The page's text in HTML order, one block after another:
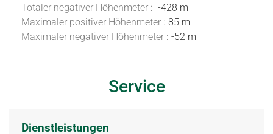
Totaler negativer Höhenmeter : -428 m
Maximaler positiver Höhenmeter : 85 m
Maximaler negativer Höhenmeter : -52 m
Service
Dienstleistungen